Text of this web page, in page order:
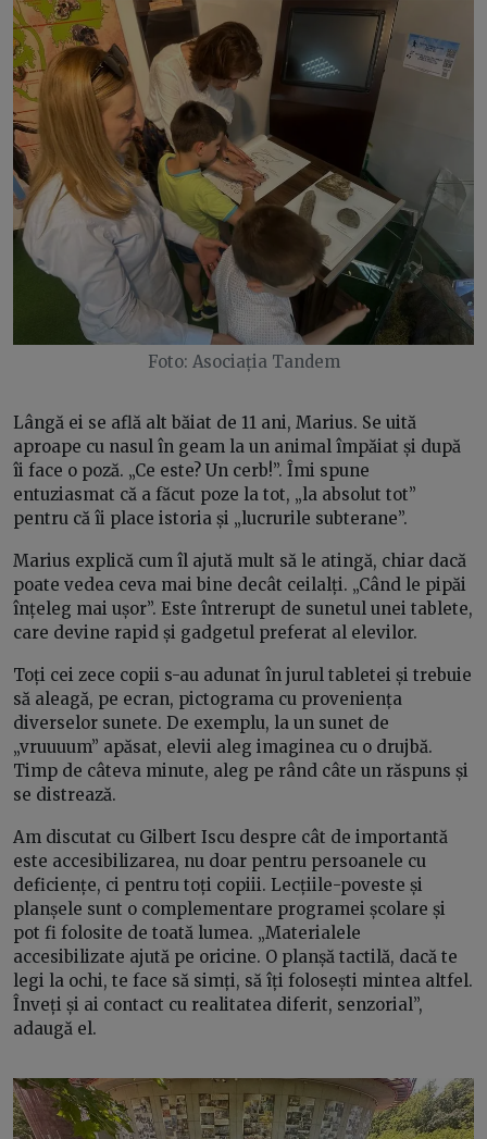
Foto: Asociația Tandem
Lângă ei se află alt băiat de 11 ani, Marius. Se uită
aproape cu nasul în geam la un animal împăiat și după
îi face o poză. „Ce este? Un cerb!”. Îmi spune
entuziasmat că a făcut poze la tot, „la absolut tot”
pentru că îi place istoria și „lucrurile subterane”.
Marius explică cum îl ajută mult să le atingă, chiar dacă
poate vedea ceva mai bine decât ceilalți. „Când le pipăi
înțeleg mai ușor”. Este întrerupt de sunetul unei tablete,
care devine rapid și gadgetul preferat al elevilor.
Toți cei zece copii s-au adunat în jurul tabletei și trebuie
să aleagă, pe ecran, pictograma cu proveniența
diverselor sunete. De exemplu, la un sunet de
„vruuuum” apăsat, elevii aleg imaginea cu o drujbă.
Timp de câteva minute, aleg pe rând câte un răspuns și
se distrează.
Am discutat cu Gilbert Iscu despre cât de importantă
este accesibilizarea, nu doar pentru persoanele cu
deficiențe, ci pentru toți copiii. Lecțiile-poveste și
planșele sunt o complementare programei școlare și
pot fi folosite de toată lumea. „Materialele
accesibilizate ajută pe oricine. O planșă tactilă, dacă te
legi la ochi, te face să simți, să îți folosești mintea altfel.
Înveți și ai contact cu realitatea diferit, senzorial”,
adaugă el.